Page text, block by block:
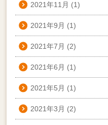
2021年11月 (1)
2021年9月 (1)
2021年7月 (2)
2021年6月 (1)
2021年5月 (1)
2021年3月 (2)